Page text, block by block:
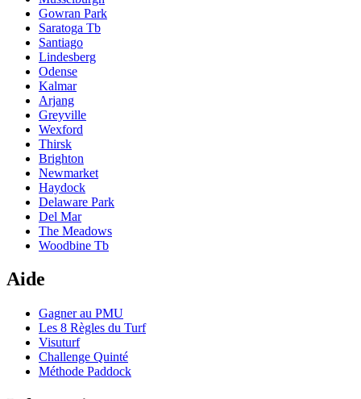
Gowran Park
Saratoga Tb
Santiago
Lindesberg
Odense
Kalmar
Arjang
Greyville
Wexford
Thirsk
Brighton
Newmarket
Haydock
Delaware Park
Del Mar
The Meadows
Woodbine Tb
Aide
Gagner au PMU
Les 8 Règles du Turf
Visuturf
Challenge Quinté
Méthode Paddock